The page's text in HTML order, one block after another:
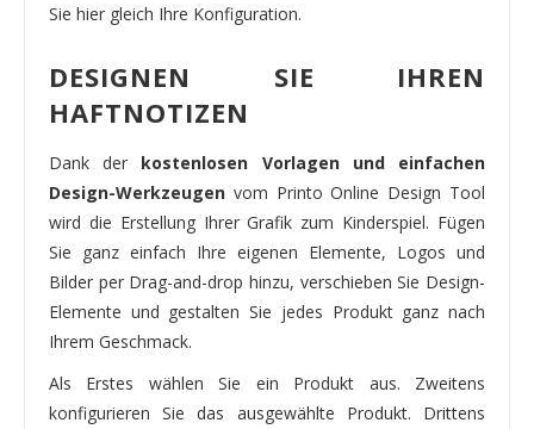
Sie hier gleich Ihre Konfiguration.
DESIGNEN SIE IHREN
HAFTNOTIZEN
Dank der kostenlosen Vorlagen und einfachen
Design-Werkzeugen vom Printo Online Design Tool
wird die Erstellung Ihrer Grafik zum Kinderspiel. Fügen
Sie ganz einfach Ihre eigenen Elemente, Logos und
Bilder per Drag-and-drop hinzu, verschieben Sie Design-
Elemente und gestalten Sie jedes Produkt ganz nach
Ihrem Geschmack.
Als Erstes wählen Sie ein Produkt aus. Zweitens
konfigurieren Sie das ausgewählte Produkt. Drittens